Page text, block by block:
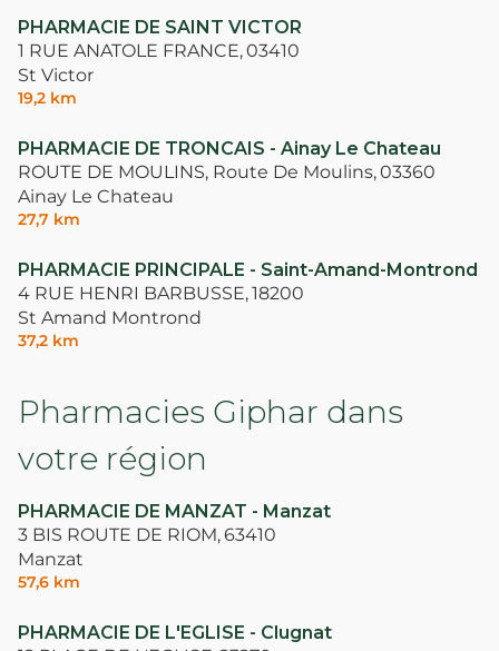
PHARMACIE DE SAINT VICTOR
1 RUE ANATOLE FRANCE,03410
St Victor
19,2 km
PHARMACIE DE TRONCAIS - Ainay Le Chateau
ROUTE DE MOULINS, Route De Moulins,03360
Ainay Le Chateau
27,7 km
PHARMACIE PRINCIPALE - Saint-Amand-Montrond
4 RUE HENRI BARBUSSE,18200
St Amand Montrond
37,2 km
Pharmacies Giphar dans
votre région
PHARMACIE DE MANZAT - Manzat
3 BIS ROUTE DE RIOM,63410
Manzat
57,6 km
PHARMACIE DE L'EGLISE - Clugnat